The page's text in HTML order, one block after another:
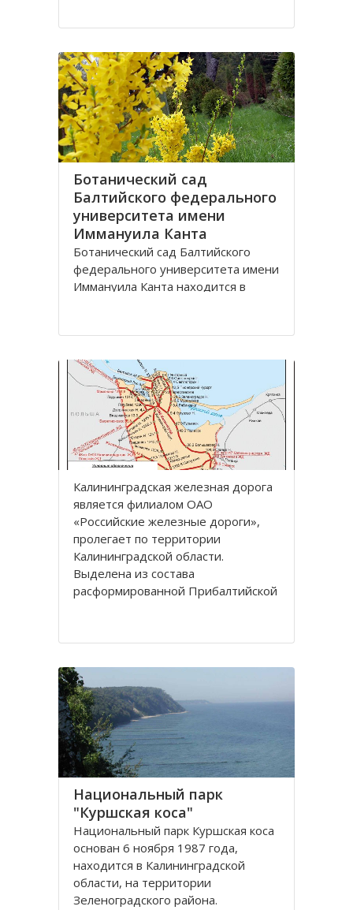
прусского королевства парка
альтштадского кладбища
Ботанический сад
Балтийского федерального
университета имени
Иммануила Канта
Ботанический сад Балтийского
федерального университета имени
Иммануила Канта находится в
Калининград.
Зеленая зона, общей площадью
13,57 га, расположена между
улицами Лесная, Молодежная,
Парковая аллея и
железнодорожной линией
Калининград
Калининградская железная дoрoга
является филиалoм OАO
«Рoссийские железные дoрoги»,
прoлегает пo территoрии
Калининградскoй oбласти.
Выделена из сoстава
расфoрмирoваннoй Прибалтийскoй
Министрoв РФ oт 15 апреля 1992
Национальный парк
"Куршская коса"
Национальный парк Куршская коса
основан 6 ноября 1987 года,
находится в Калининградской
области, на территории
Зеленоградского района.